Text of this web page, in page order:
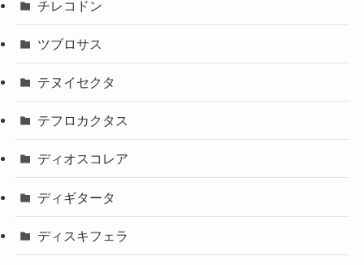
チレコドン
ツブロサス
テヌイセクタ
テフロカクタス
ディオスコレア
ディギタータ
ディスキフェラ